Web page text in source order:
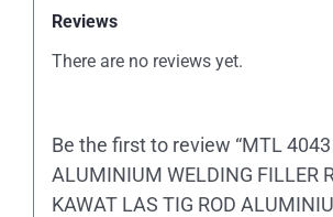
Reviews
There are no reviews yet.
Be the first to review “MTL 4043
ALUMINIUM WELDING FILLER
KAWAT LAS TIG ROD